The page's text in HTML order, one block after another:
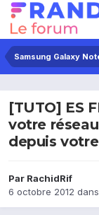
Samsung Galaxy
[TUTO] ES
votre
depuis
Par RachidRif
6 octobre 2012 dans